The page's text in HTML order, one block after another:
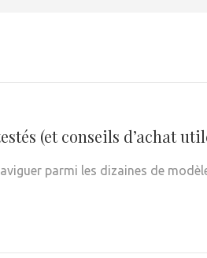
(et conseils d’achat
parmi les dizaines de